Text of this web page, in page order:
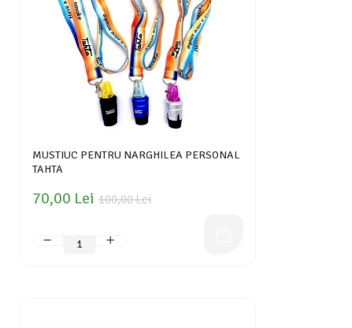
MUSTIUC PENTRU NARGHILEA PERSONAL
TAHTA
100,00 Lei
70,00 Lei